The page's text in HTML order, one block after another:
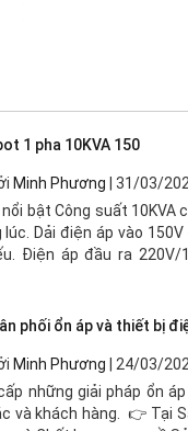
1 pha 10KVA 150
Minh Phương | 31/03/
bật Công suất 10KVA
Dải điện áp vào
Điện áp đầu ra
phối ổn áp và thiết bị
Minh Phương | 24/03/
những giải pháp ổn
và khách hàng. 👉 Tại